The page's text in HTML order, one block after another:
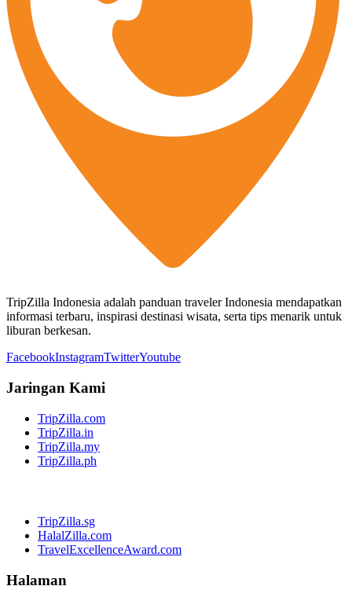
TripZilla Indonesia adalah panduan traveler Indonesia mendapatkan
informasi terbaru, inspirasi destinasi wisata, serta tips menarik untuk
liburan berkesan.
FacebookInstagramTwitterYoutube
Jaringan Kami
TripZilla.com
TripZilla.in
TripZilla.my
TripZilla.ph
TripZilla.sg
HalalZilla.com
TravelExcellenceAward.com
Halaman